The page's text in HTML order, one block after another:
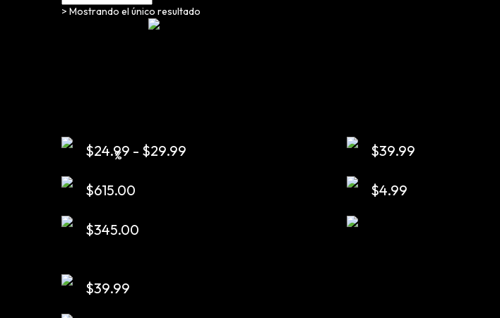
> Mostrando el único resultado
$24.99 - $29.99
$615.00
$345.00
$39.99
$4.99
$39.99